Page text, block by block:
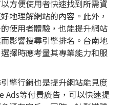
方便使用者快速找到所需資
地理解網站的內容。此外，
使用者體驗，也能提升網站
影響搜尋引擎排名。台南地
擇時應考量其專業能力和服
擎行銷也是提升網站能見度
Ads等付費廣告，可以快速提